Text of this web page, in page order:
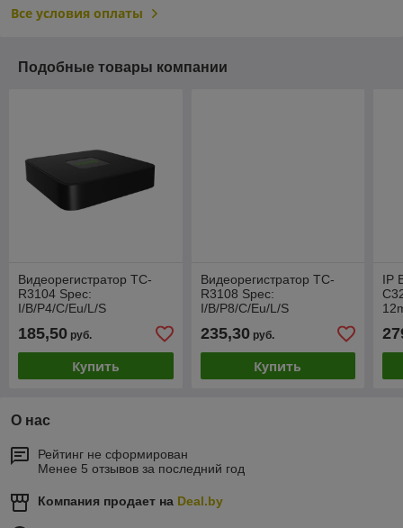
Все условия оплаты
Подобные товары компании
Видеорегистратор TC-
R3104 Spec:
I/B/P4/C/Eu/L/S
185,50 руб.
Купить
Видеорегистратор TC-
R3108 Spec:
I/B/P8/C/Eu/L/S
235,30руб.
Купить
IP
О нас
Рейтинг не сформирован
Менее 5 отзывов за последний год
Компания продает на Deal.by